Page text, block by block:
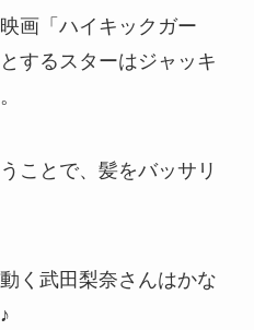
画「ハイキックガー
するスターはジャッキ
ことで、髪をバッサリ
く武田梨奈さんはかな